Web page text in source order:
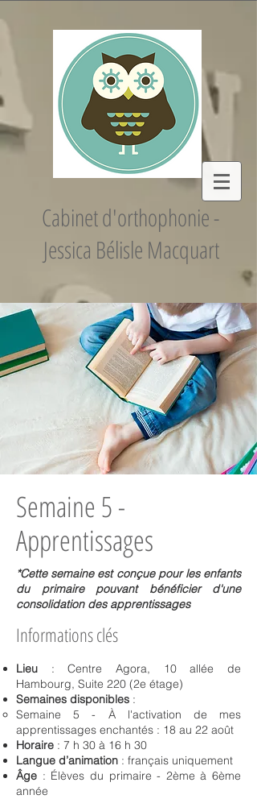
Cabinet d'orthophonie -
Jessica Bélisle Macquart
Semaine 5 -
Apprentissages
*Cette semaine est conçue pour les enfants
du primaire pouvant bénéficier d'une
consolidation des apprentissages
Informations clés
Lieu : Centre Agora, 10 allée de
Hambourg, Suite 220 (2e étage)
Semaines disponibles :
Semaine 5 - À l'activation de mes
apprentissages enchantés : 18 au 22 août
Horaire : 7 h 30 à 16 h 30
Langue d’animation : français uniquement
Âge : Élèves du primaire - 2ème à 6ème
année